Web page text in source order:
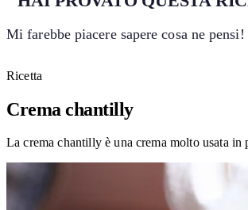
Mi farebbe piacere sapere cosa ne
Ricetta
Crema chantilly
La crema chantilly è una crema molto usata in